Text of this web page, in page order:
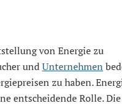
von Energie zu
undUnternehmen
zu haben.
entscheidende Rolle.